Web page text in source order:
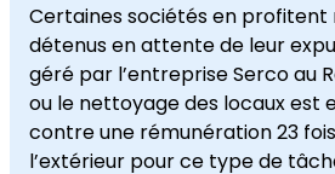
Certaines sociétés en
détenus en attente de leur
géré par l’entreprise Serco au
ou le nettoyage des locaux
contre une rémunération 23
l’extérieur pour ce type de